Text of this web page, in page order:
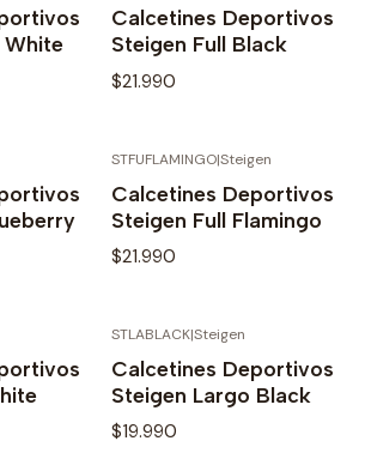
Calcetines Deportivos
Steigen Full Black
$21.990
STFUFLAMINGO|Steigen
Calcetines Deportivos
Steigen Full Flamingo
$21.990
STLABLACK|Steigen
Calcetines Deportivos
Steigen Largo Black
$19.990